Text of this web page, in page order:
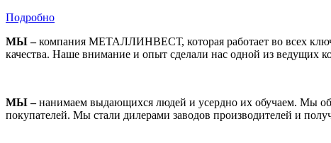
Подробно
МЫ –компания МЕТАЛЛИНВЕСТ, которая работает во всех
качества. Наше внимание и опыт сделали нас одной из ведущих
МЫ –нанимаем выдающихся людей и усердно их обучаем. Мы
покупателей. Мы стали дилерами заводов производителей и